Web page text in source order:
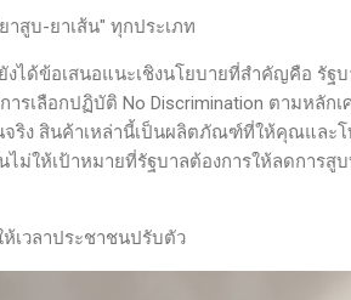
สูบ-ยาเส้น" ทุกประเภท
งได้ข้อเสนอแนะเชิงนโยบายที่สำคัญคือ รั
รเลือกปฏิบัติ No Discrimination ตามหลัก
จริง สินค้าเหล่านี้เป็นผลิตภัณฑ์ที่ให้คุณแล
ไม่ให้เป้าหมายที่รัฐบาลต้องการให้ลดการ
ล่วงหน้าและให้เว